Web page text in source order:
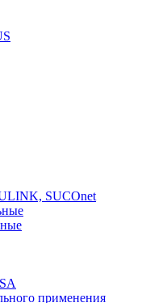
SUCOnet
применения